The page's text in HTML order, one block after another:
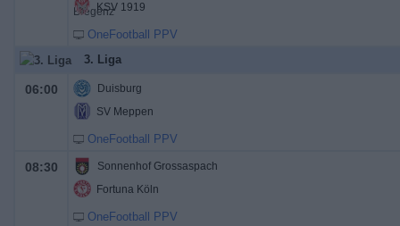
KSV 1919
OneFootball PPV
3. Liga
06:00
Duisburg
SV Meppen
OneFootball PPV
08:30
Sonnenhof Grossaspach
Fortuna Köln
OneFootball PPV